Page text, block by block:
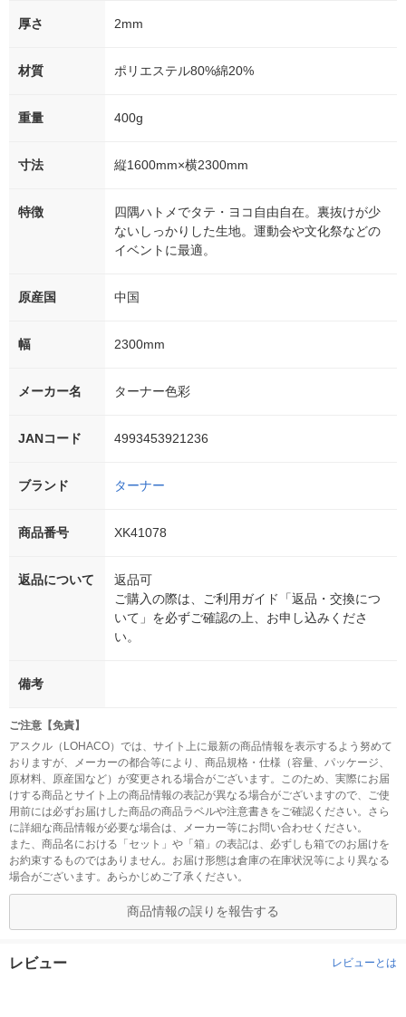
厚さ 2mm
材質 ポリエステル80%綿20%
重量 400g
寸法 縦1600mm×横2300mm
特徴
四隅ハトメでタテ・ヨコ自由自在。裏抜けが少
ないしっかりした生地。運動会や文化祭などの
イベントに最適。
原産国 中国
幅 2300mm
メーカー名 ターナー色彩
JANコード 4993453921236
ブランド ターナー
商品番号 XK41078
返品について
返品可
ご購入の際は、ご利用ガイド「返品・交換につ
いて」を必ずご確認の上、お申し込みくださ
い。
備考
ご注意【免責】
アスクル（LOHACO）では、サイト上に最新の商品情報を表示するよう努めて
おりますが、メーカーの都合等により、商品規格・仕様（容量、パッケージ、
原材料、原産国など）が変更される場合がございます。このため、実際にお届
けする商品とサイト上の商品情報の表記が異なる場合がございますので、ご使
用前には必ずお届けした商品の商品ラベルや注意書きをご確認ください。さら
に詳細な商品情報が必要な場合は、メーカー等にお問い合わせください。
また、商品名における「セット」や「箱」の表記は、必ずしも箱でのお届けを
お約束するものではありません。お届け形態は倉庫の在庫状況等により異なる
場合がございます。あらかじめご了承ください。
商品情報の誤りを報告する
レビュー レビューとは